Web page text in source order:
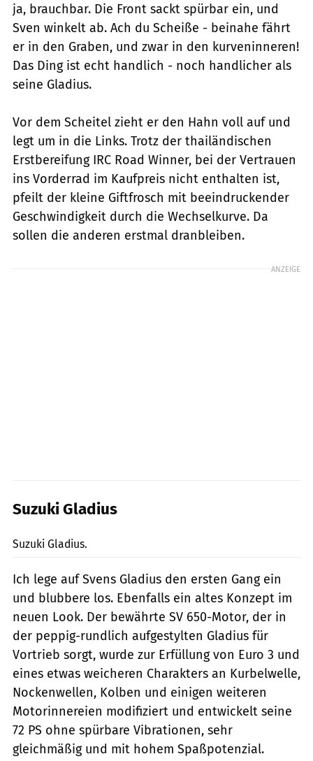
ja, brauchbar. Die Front sackt spürbar ein, und
Sven winkelt ab. Ach du Scheiße - beinahe fährt
er in den Graben, und zwar in den kurveninneren!
Das Ding ist echt handlich - noch handlicher als
seine Gladius.
Vor dem Scheitel zieht er den Hahn voll auf und
legt um in die Links. Trotz der thailändischen
Erstbereifung IRC Road Winner, bei der Vertrauen
ins Vorderrad im Kaufpreis nicht enthalten ist,
pfeilt der kleine Giftfrosch mit beeindruckender
Geschwindigkeit durch die Wechselkurve. Da
sollen die anderen erstmal dranbleiben.
ANZEIGE
Suzuki Gladius
Suzuki Gladius.
Ich lege auf Svens Gladius den ersten Gang ein
und blubbere los. Ebenfalls ein altes Konzept im
neuen Look. Der bewährte SV 650-Motor, der in
der peppig-rundlich aufgestylten Gladius für
Vortrieb sorgt, wurde zur Erfüllung von Euro 3 und
eines etwas weicheren Charakters an Kurbelwelle,
Nockenwellen, Kolben und einigen weiteren
Motorinnereien modifiziert und entwickelt seine
72 PS ohne spürbare Vibrationen, sehr
gleichmäßig und mit hohem Spaßpotenzial.